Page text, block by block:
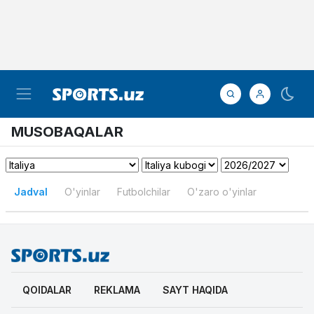
MUSOBAQALAR
Jadval O'yinlar Futbolchilar O'zaro o'yinlar
QOIDALAR REKLAMA SAYT HAQIDA